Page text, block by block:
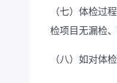
（七）体检过
检项目无漏检
（八）如对体